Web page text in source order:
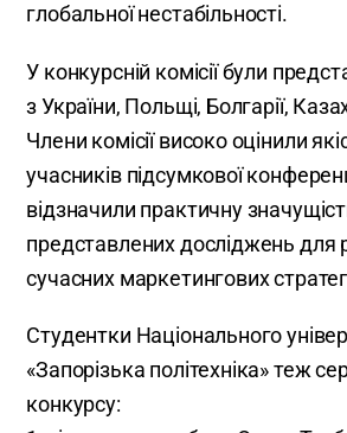
глобальної нестабільності.
У конкурсній комісії були
з України, Польщі, Болгарії,
Члени комісії високо оцінили
учасників підсумкової
відзначили практичну
представлених досліджень для
сучасних маркетингових
Студентки Національного
«Запорізька політехніка» теж
конкурсу: